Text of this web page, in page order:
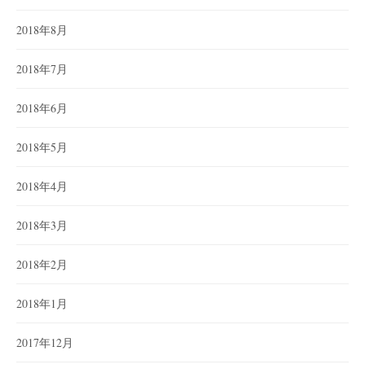
2018年8月
2018年7月
2018年6月
2018年5月
2018年4月
2018年3月
2018年2月
2018年1月
2017年12月